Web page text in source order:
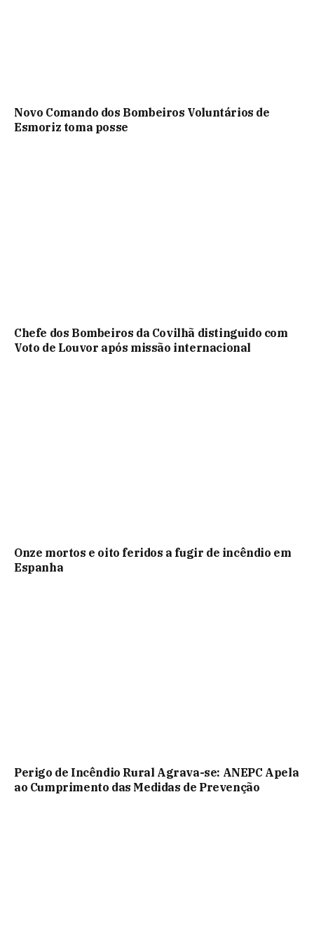
Novo Comando dos Bombeiros Voluntários de
Esmoriz toma posse
Chefe dos Bombeiros da Covilhã distinguido com
Voto de Louvor após missão internacional
Onze mortos e oito feridos a fugir de incêndio em
Espanha
Perigo de Incêndio Rural Agrava-se: ANEPC Apela
ao Cumprimento das Medidas de Prevenção